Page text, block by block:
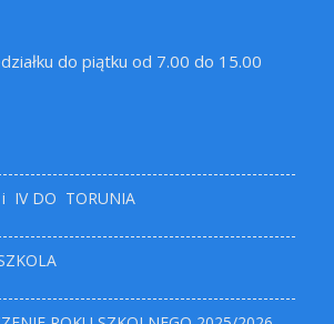
do piątku od 7.00 do 15.00
i IV DO TORUNIA